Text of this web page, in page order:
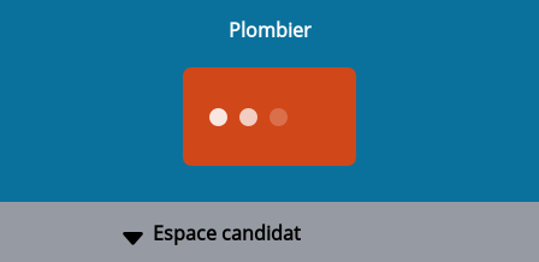
Plombier
Espace candidat